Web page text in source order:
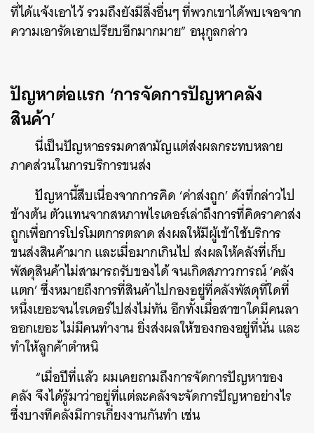
ที่ได้แจ้งเอาไว้ รวมถึงยังมีสิ่งอื่นๆ ที่พวกเขาได้พบเจอจาก
ความเอารัดเอาเปรียบอีกมากมาย” อนุกูลกล่าว
ปัญหาต่อแรก ‘การจัดการปัญหาคลัง
สินค้า’
นี่เป็นปัญหาธรรมดาสามัญแต่ส่งผลกระทบหลาย
ภาคส่วนในการบริการขนส่ง
ปัญหานี้สืบเนื่องจากการคิด ‘ค่าส่งถูก’ ดังที่กล่าวไป
ข้างต้น ตัวแทนจากสหภาพไรเดอร์เล่าถึงการที่คิดราคาส่ง
ถูกเพื่อการโปรโมตการตลาด ส่งผลให้มีผู้เข้าใช้บริการ
ขนส่งสินค้ามาก และเมื่อมากเกินไป ส่งผลให้คลังที่เก็บ
พัสดุสินค้าไม่สามารถรับของได้ จนเกิดสภาวการณ์ ‘คลัง
แตก’ ซึ่งหมายถึงการที่สินค้าไปกองอยู่ที่คลังพัสดุที่ใดที่
หนึ่งเยอะจนไรเดอร์ไปส่งไม่ทัน อีกทั้งเมื่อสาขาใดมีคนลา
ออกเยอะ ไม่มีคนทำงาน ยิ่งส่งผลให้ของกองอยู่ที่นั่น และ
ทำให้ลูกค้าตำหนิ
“เมื่อปีที่แล้ว ผมเคยถามถึงการจัดการปัญหาของ
คลัง จึงได้รู้มาว่าอยู่ที่แต่ละคลังจะจัดการปัญหาอย่างไร
ซึ่งบางทีคลังมีการเกี่ยงงานกันทำ เช่น